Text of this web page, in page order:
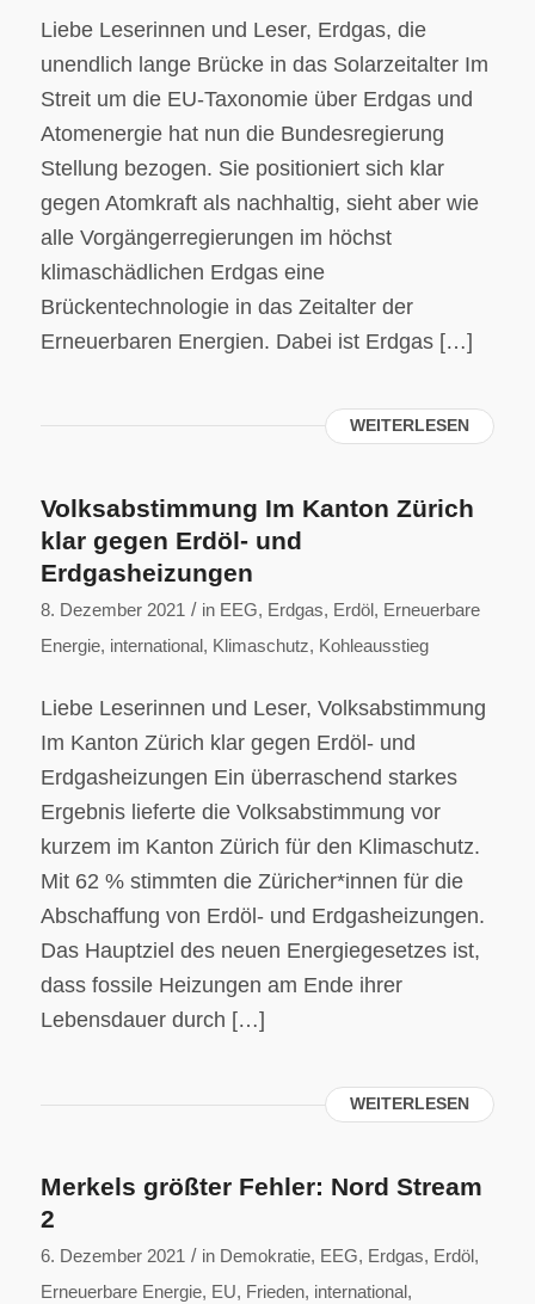
Liebe Leserinnen und Leser, Erdgas, die
unendlich lange Brücke in das Solarzeitalter Im
Streit um die EU-Taxonomie über Erdgas und
Atomenergie hat nun die Bundesregierung
Stellung bezogen. Sie positioniert sich klar
gegen Atomkraft als nachhaltig, sieht aber wie
alle Vorgängerregierungen im höchst
klimaschädlichen Erdgas eine
Brückentechnologie in das Zeitalter der
Erneuerbaren Energien. Dabei ist Erdgas […]
WEITERLESEN
Volksabstimmung Im Kanton Zürich
klar gegen Erdöl- und
Erdgasheizungen
8. Dezember 2021 / in EEG, Erdgas, Erdöl , Erneuerbare
Energie, international , Klimaschutz, Kohleausstieg
Liebe Leserinnen und Leser, Volksabstimmung
Im Kanton Zürich klar gegen Erdöl- und
Erdgasheizungen Ein überraschend starkes
Ergebnis lieferte die Volksabstimmung vor
kurzem im Kanton Zürich für den Klimaschutz.
Mit 62 % stimmten die Züricher*innen für die
Abschaffung von Erdöl- und Erdgasheizungen.
Das Hauptziel des neuen Energiegesetzes ist,
dass fossile Heizungen am Ende ihrer
Lebensdauer durch […]
WEITERLESEN
Merkels größter Fehler: Nord Stream
2
6. Dezember 2021 / in Demokratie, EEG, Erdgas, Erdöl ,
Erneuerbare Energie, EU, Frieden, international,